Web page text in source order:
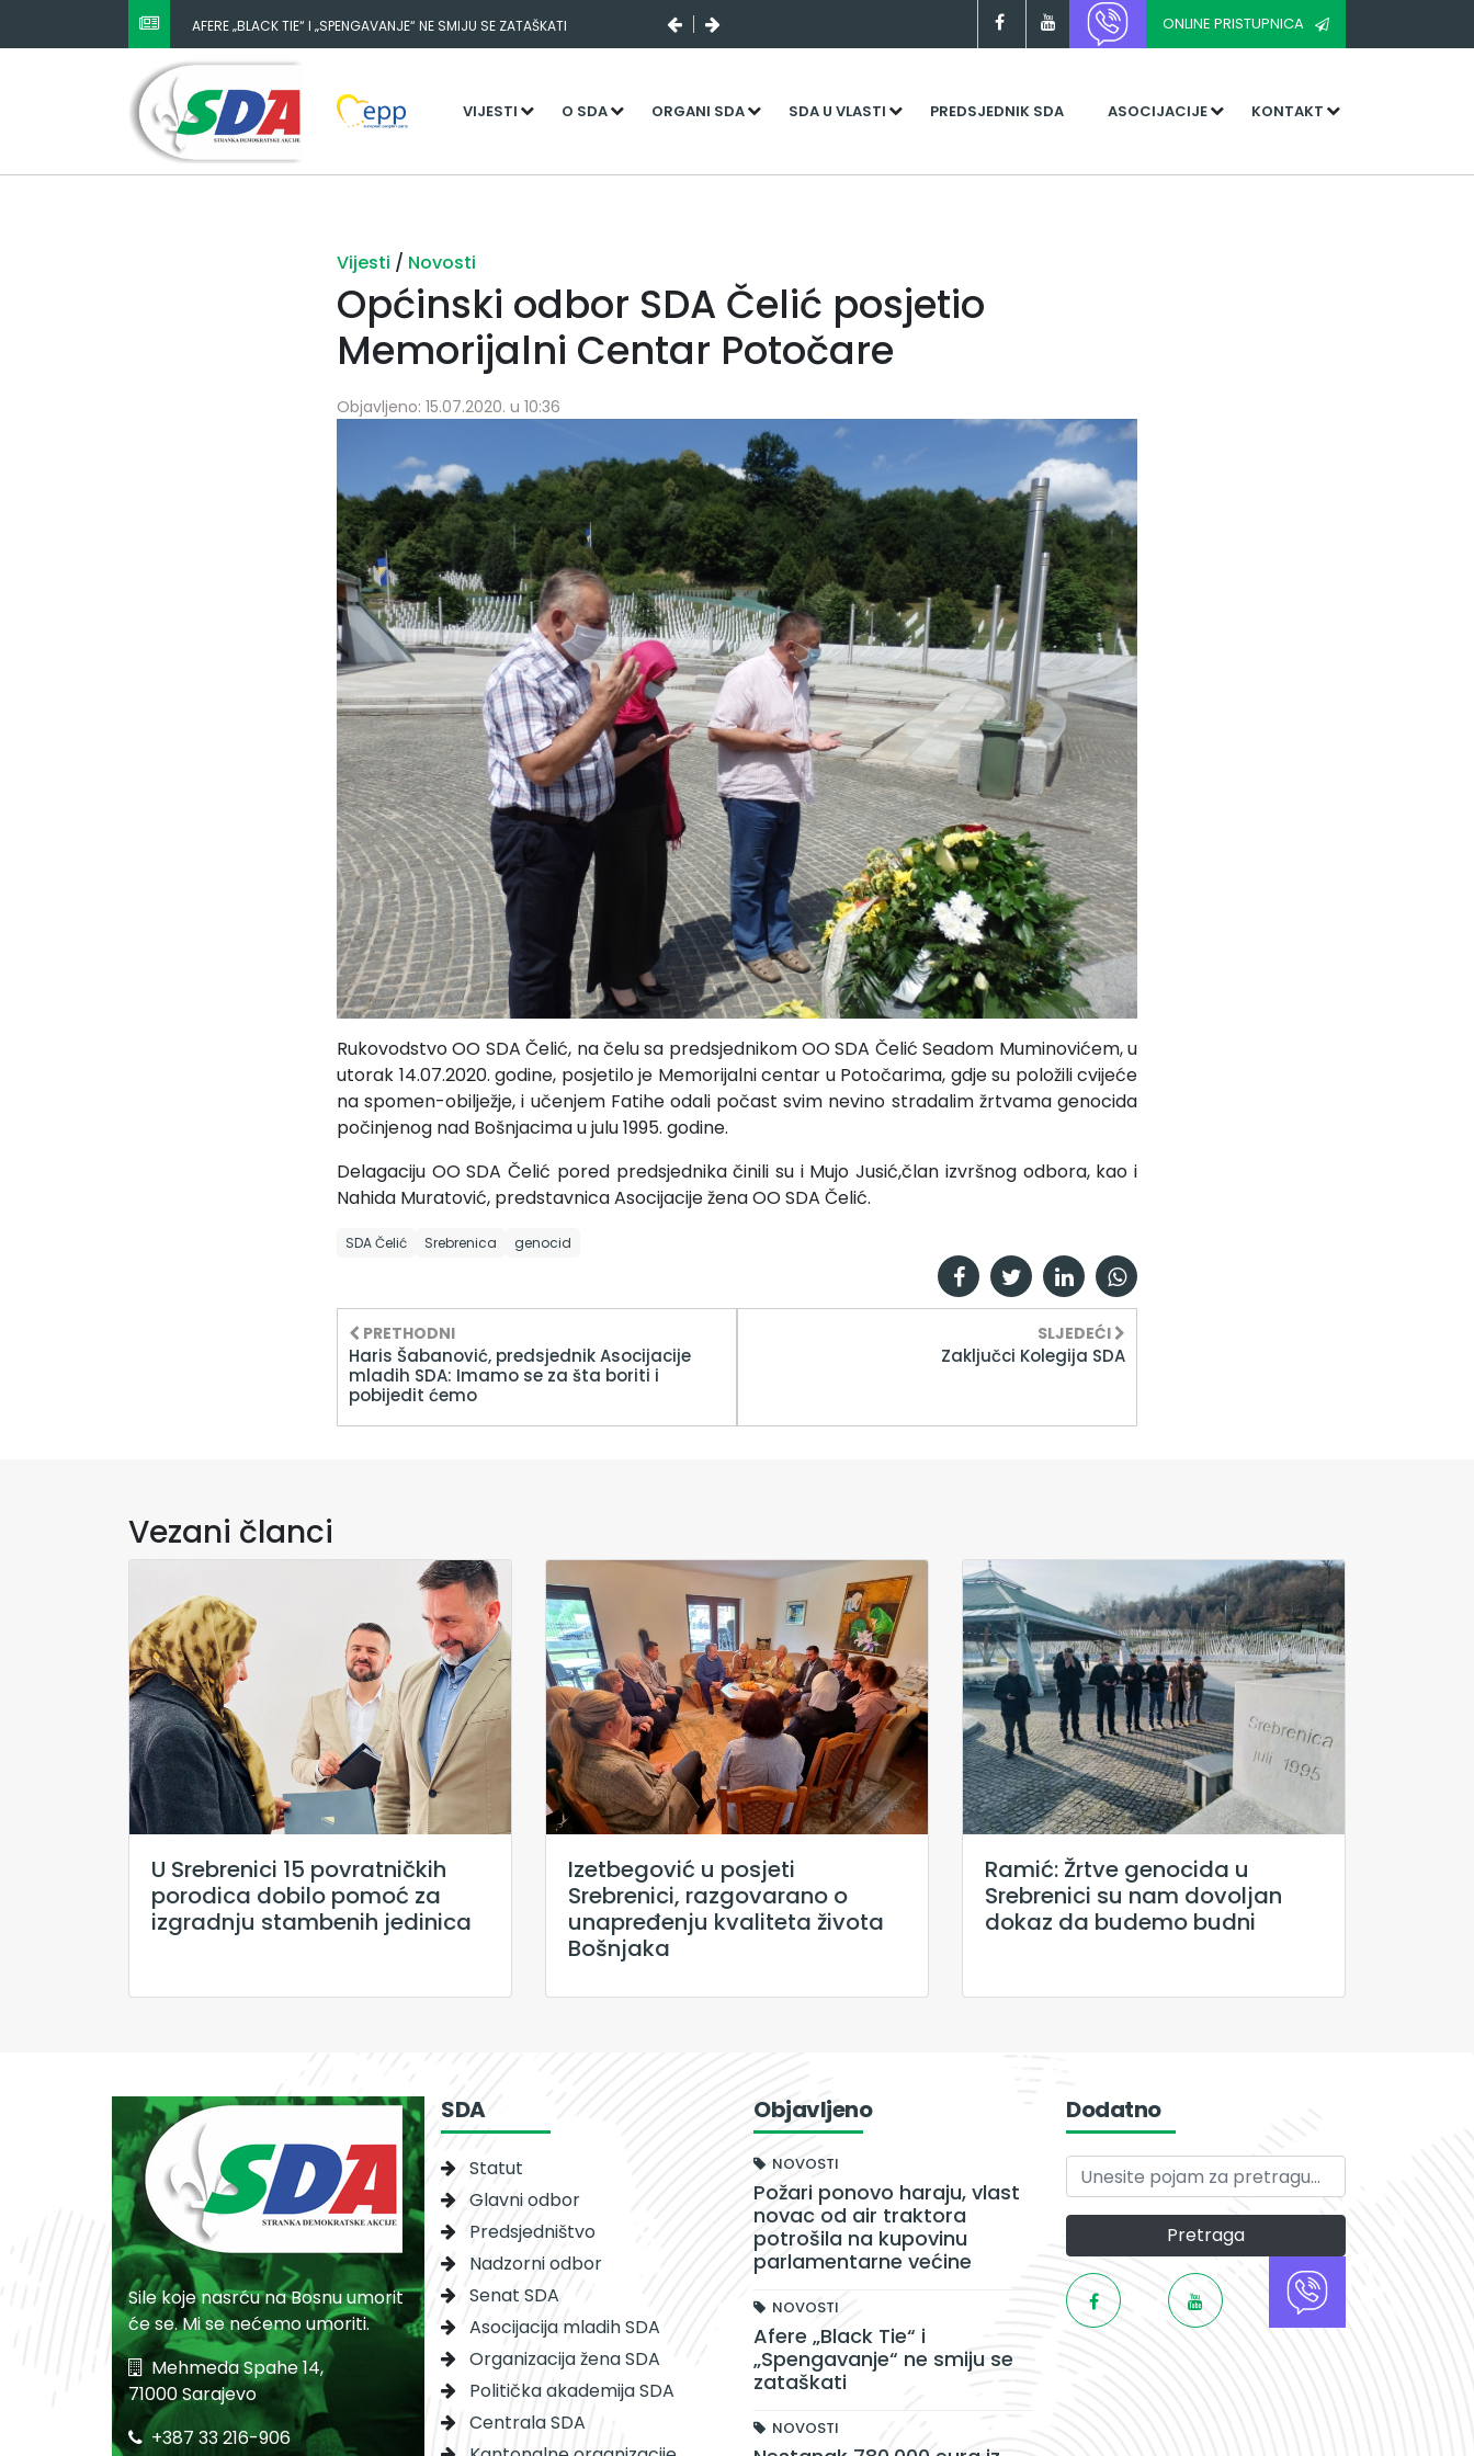
AFERE „BLACK TIE“ I „SPENGAVANJE“ NE SMIJU SE ZATAŠKATI ONLINE PRISTUPNICA
VIJESTI O SDA ORGANI SDA SDA U VLASTI PREDSJEDNIK SDA ASOCIJACIJE KONTAKT
Vijesti / Novosti
Općinski odbor SDA Čelić posjetio
Memorijalni Centar Potočare
Objavljeno: 15.07.2020. u 10:36
Rukovodstvo OO SDA Čelić, na čelu sa predsjednikom OO SDA Čelić Seadom Muminovićem, u
utorak 14.07.2020. godine, posjetilo je Memorijalni centar u Potočarima, gdje su položili cvijeće
na spomen-obilježje, i učenjem Fatihe odali počast svim nevino stradalim žrtvama genocida
počinjenog nad Bošnjacima u julu 1995. godine.
Delagaciju OO SDA Čelić pored predsjednika činili su i Mujo Jusić,član izvršnog odbora, kao i
Nahida Muratović, predstavnica Asocijacije žena OO SDA Čelić.
SDA Čelić Srebrenica genocid
PRETHODNI
Haris Šabanović, predsjednik Asocijacije
mladih SDA: Imamo se za šta boriti i
pobijedit ćemo
SLJEDEĆI
Zaključci Kolegija SDA
Vezani članci
U Srebrenici 15 povratničkih
porodica dobilo pomoć za
izgradnju stambenih jedinica
Izetbegović u posjeti
Srebrenici, razgovarano o
unapređenju kvaliteta života
Bošnjaka
Ramić: Žrtve genocida u
Srebrenici su nam dovoljan
dokaz da budemo budni
Sile koje nasrću na Bosnu umorit
će se. Mi se nećemo umoriti.
Mehmeda Spahe 14,
71000 Sarajevo
+387 33 216-906
SDA
Statut
Glavni odbor
Predsjedništvo
Nadzorni odbor
Senat SDA
Asocijacija mladih SDA
Organizacija žena SDA
Politička akademija SDA
Centrala SDA
Objavljeno
NOVOSTI
Požari ponovo haraju, vlast
novac od air traktora
potrošila na kupovinu
parlamentarne većine
NOVOSTI
Afere „Black Tie“ i
„Spengavanje“ ne smiju se
zataškati
NOVOSTI
Dodatno
Pretraga